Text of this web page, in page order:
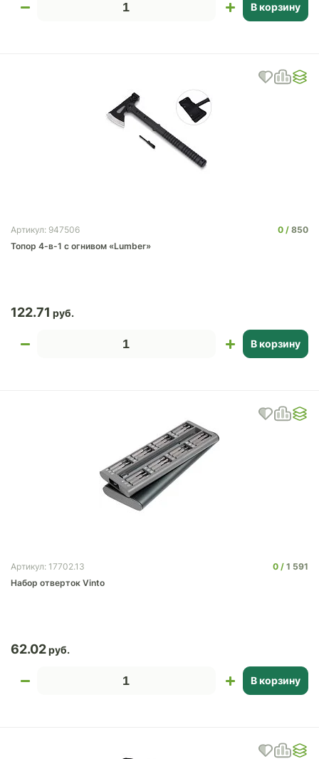
В корзину
Артикул: 947506 0
850
Топор 4-в-1 с огнивом «Lumber»
122.71
В корзину
Артикул: 17702.13 0
1 591
Набор отверток Vinto
62.02
В корзину